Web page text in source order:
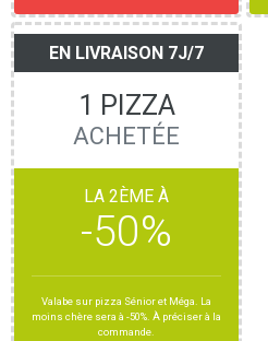
EN LIVRAISON 7J/7
1 PIZZA
ACHETÉE
LA 2ÈME À
-50%
Valabe sur pizza Sénior et Méga. La
moins chère sera à -50%. À préciser à la
commande.